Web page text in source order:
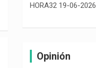
HORA32 19-06-2026
Opinión